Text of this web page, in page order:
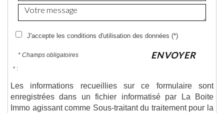
J'accepte les conditions d'utilisation des données (*)
* Champs obligatoires ENVOYER
* :
Les informations recueillies sur ce formulaire sont
enregistrées dans un fichier informatisé par La Boite
Immo agissant comme Sous-traitant du traitement pour la